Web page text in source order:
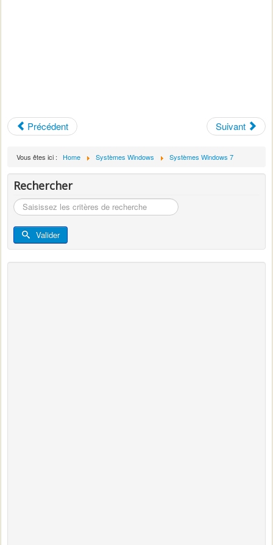
Précédent Suivant
Vous êtes ici : Home Systèmes Windows Systèmes Windows 7
Rechercher
Rechercher
Valider